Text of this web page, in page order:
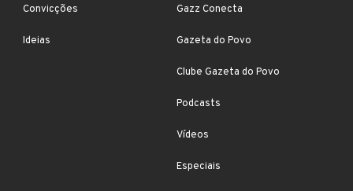
Convicções
Ideias
Gazz Conecta
Gazeta do Povo
Clube Gazeta do Povo
Podcasts
Vídeos
Especiais